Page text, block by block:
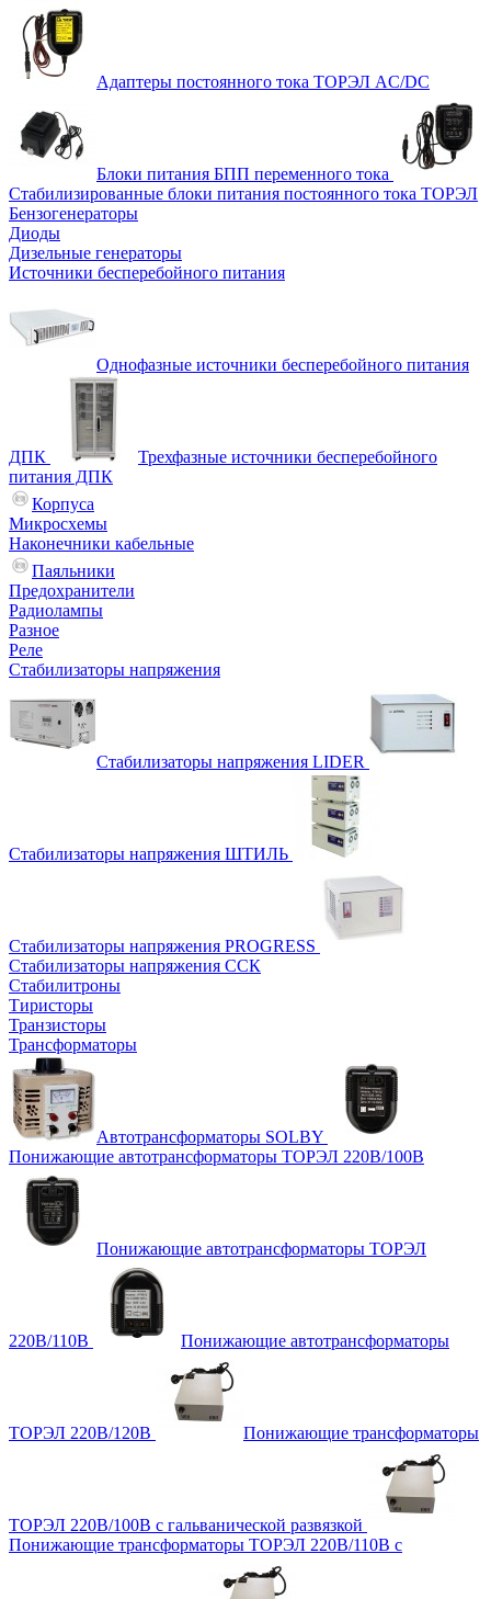
Адаптеры постоянного тока ТОРЭЛ AC/DC
Блоки питания БПП переменного тока
Стабилизированные блоки питания постоянного тока ТОРЭЛ
Бензогенераторы
Диоды
Дизельные генераторы
Источники бесперебойного питания
Однофазные источники бесперебойного питания
ДПК
Трехфазные источники бесперебойного
питания ДПК
Корпуса
Микросхемы
Наконечники кабельные
Паяльники
Предохранители
Радиолампы
Разное
Реле
Стабилизаторы напряжения
Стабилизаторы напряжения LIDER
Стабилизаторы напряжения ШТИЛЬ
Стабилизаторы напряжения PROGRESS
Стабилизаторы напряжения ССК
Стабилитроны
Тиристоры
Транзисторы
Трансформаторы
Автотрансформаторы SOLBY
Понижающие автотрансформаторы ТОРЭЛ 220В/100В
Понижающие автотрансформаторы ТОРЭЛ
220В/110В Понижающие автотрансформаторы
ТОРЭЛ 220В/120В Понижающие трансформаторы
ТОРЭЛ 220В/100В с гальванической развязкой
Понижающие трансформаторы ТОРЭЛ 220В/110В с